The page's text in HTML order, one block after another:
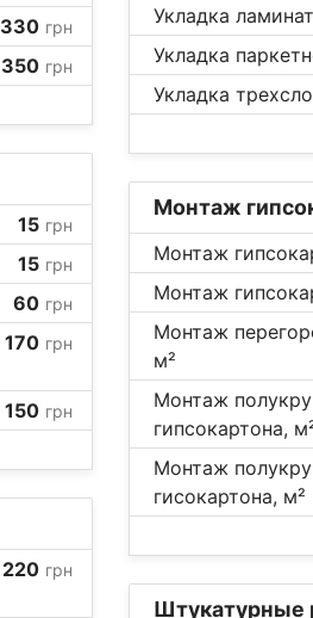
330 грн
350 грн
15 грн
15 грн
60 грн
170 грн
150 грн
220 грн
Укладка
Укладка
Укладка
Монтаж
Монтаж
Монтаж
Монтаж
м²
Монтаж
гипсокартона,
Монтаж
гисокартона, м²
Штукатурные